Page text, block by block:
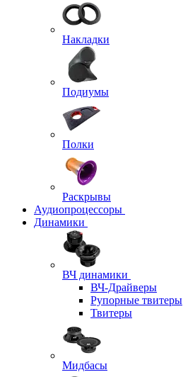
Накладки
Подиумы
Полки
Раскрывы
Аудиопроцессоры
Динамики
ВЧ динамики
ВЧ-Драйверы
Рупорные твитеры
Твитеры
Мидбасы